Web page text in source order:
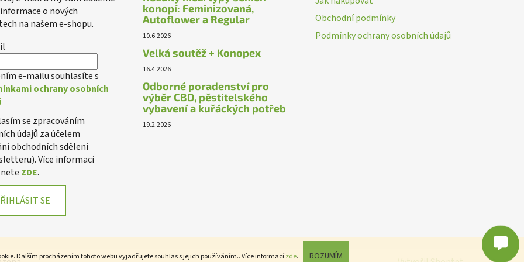
Dalším procházením tohoto webu vyjadřujete souhlas s jejich používáním.. Více informacízde. ROZUMÍM
v
ý
s
o nových
na našem e-shopu.
e-mailu souhlasíte s
ochrany osobních
se zpracováním
údajů za účelem
obchodních sdělení
Více informací
ZDE.
SE
konopí: Feminizovaná,
Autoflower a Regular
10.6.2026
Velká soutěž + Konopex
16.4.2026
Odborné poradenství pro
výběr CBD, pěstitelského
vybavení a kuřáckých potřeb
19.2.2026
Obchodní podmínky
Podmínky ochrany osobních údajů
Poslat